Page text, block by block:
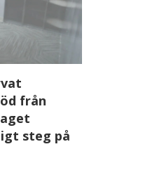
från
steg på